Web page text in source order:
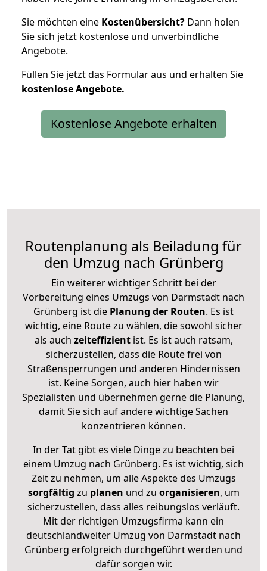
Sie möchten eine Kostenübersicht? Dann holen
Sie sich jetzt kostenlose und unverbindliche
Angebote.
Füllen Sie jetzt das Formular aus und erhalten Sie
kostenloseAngebote.
Kostenlose Angebote erhalten
Routenplanung als Beiladung für
den Umzug nach Grünberg
Ein weiterer wichtiger Schritt bei der
Vorbereitung eines Umzugs von Darmstadt nach
Grünberg ist die Planung der Routen. Es ist
wichtig, eine Route zu wählen, die sowohl sicher
als auch zeiteffizientist. Es ist auch ratsam,
sicherzustellen, dass die Route frei von
Straßensperrungen und anderen Hindernissen
ist. Keine Sorgen, auch hier haben wir
Spezialisten und übernehmen gerne die Planung,
damit Sie sich auf andere wichtige Sachen
konzentrieren können.
In der Tat gibt es viele Dinge zu beachten bei
einem Umzug nach Grünberg. Es ist wichtig, sich
Zeit zu nehmen, um alle Aspekte des Umzugs
sorgfältig zu planen und zu organisieren, um
sicherzustellen, dass alles reibungslos verläuft.
Mit der richtigen Umzugsfirma kann ein
deutschlandweiter Umzug von Darmstadt nach
Grünberg erfolgreich durchgeführt werden und
dafür sorgen wir.